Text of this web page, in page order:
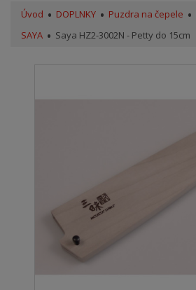
Úvod DOPLNKY Puzdra na čepele
SAYA
Saya HZ2-3002N - Petty do 15cm